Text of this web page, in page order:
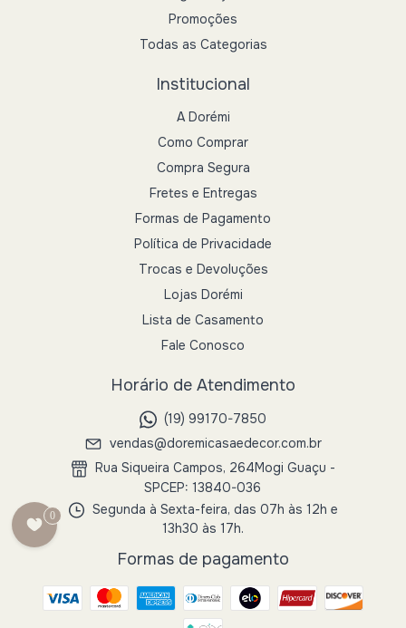
Promoções
Todas as Categorias
Institucional
A Dorémi
Como Comprar
Compra Segura
Fretes e Entregas
Formas de Pagamento
Política de Privacidade
Trocas e Devoluções
Lojas Dorémi
Lista de Casamento
Fale Conosco
Horário de Atendimento
(19) 99170-7850
vendas@doremicasaedecor.com.br
Rua Siqueira Campos, 264Mogi Guaçu -
SPCEP: 13840-036
Segunda à Sexta-feira, das 07h às 12h e
13h30 às 17h.
Formas de pagamento
0